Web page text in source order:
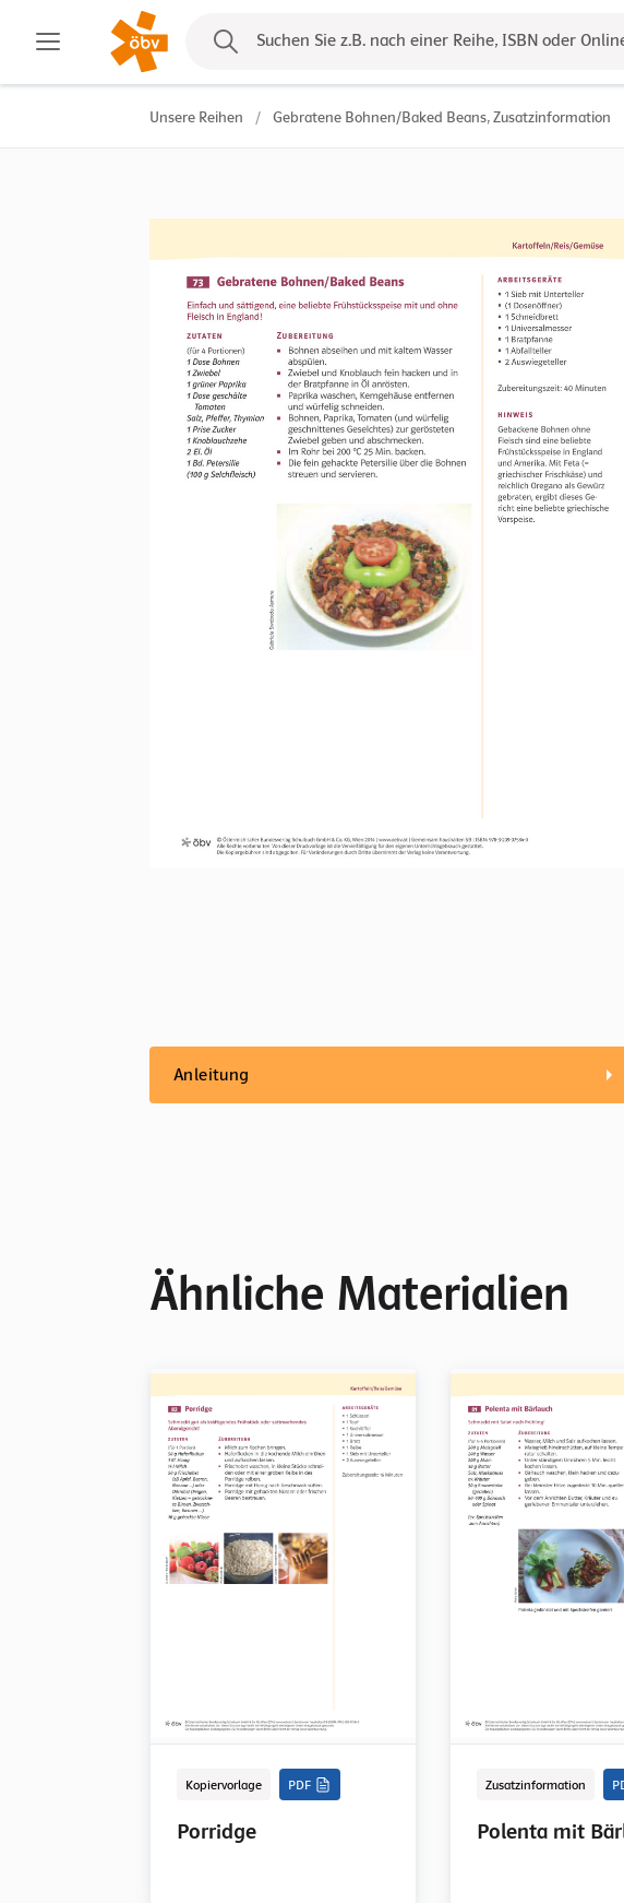
Suchen Sie z.B. nach einer Reihe, ISBN oder
Kontakt
Unsere Reihen / Gebratene Bohnen/Baked Beans, Zusatzinformation
Anleitung
Ähnliche Materialien
Kopiervorlage PDF
Porridge
Zusatzinformation
Polenta mit